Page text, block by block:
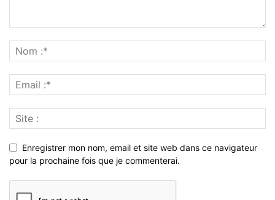
Enregistrer mon nom, email et site web dans ce navigateur
pour la prochaine fois que je commenterai.